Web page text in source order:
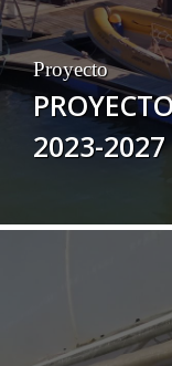
Proyecto
2023-2027